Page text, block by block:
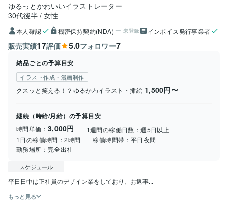
ゆるっとかわいいイラストレーター
30代後半 女性
本人確認 機密保持契約(NDA) 未登録 インボイス発行事業者
販売実績17評価 5.0フォロワー7
納品ごとの予算目安
イラスト作成・漫画制作
クスッと笑える！？ゆるかわイラスト・挿絵 1,500円〜
継続（時給/月給）の予算目安
時間単価： 3,000円 1週間の稼働日数：週5日以上
1日の稼働時間：2時間 稼働時間帯： 平日夜間
勤務場所： 完全出社
スケジュール
平日日中は正社員のデザイン業をしており、お返事...
もっと見る